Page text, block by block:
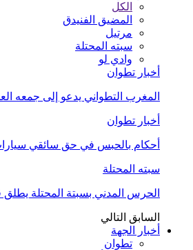
الكل
المضيق الفنيدق
مرتيل
سبته المحتلة
وادي لو
أخبار تطوان
المغرب التطواني يدعو إلى جمعه
أخبار تطوان
أحكام بالحبس في حق سائقي
سبته المحتلة
الحرس المدني بسبتة المحتلة يطلق
السابق التالي
أخبار الجهة
تطوان